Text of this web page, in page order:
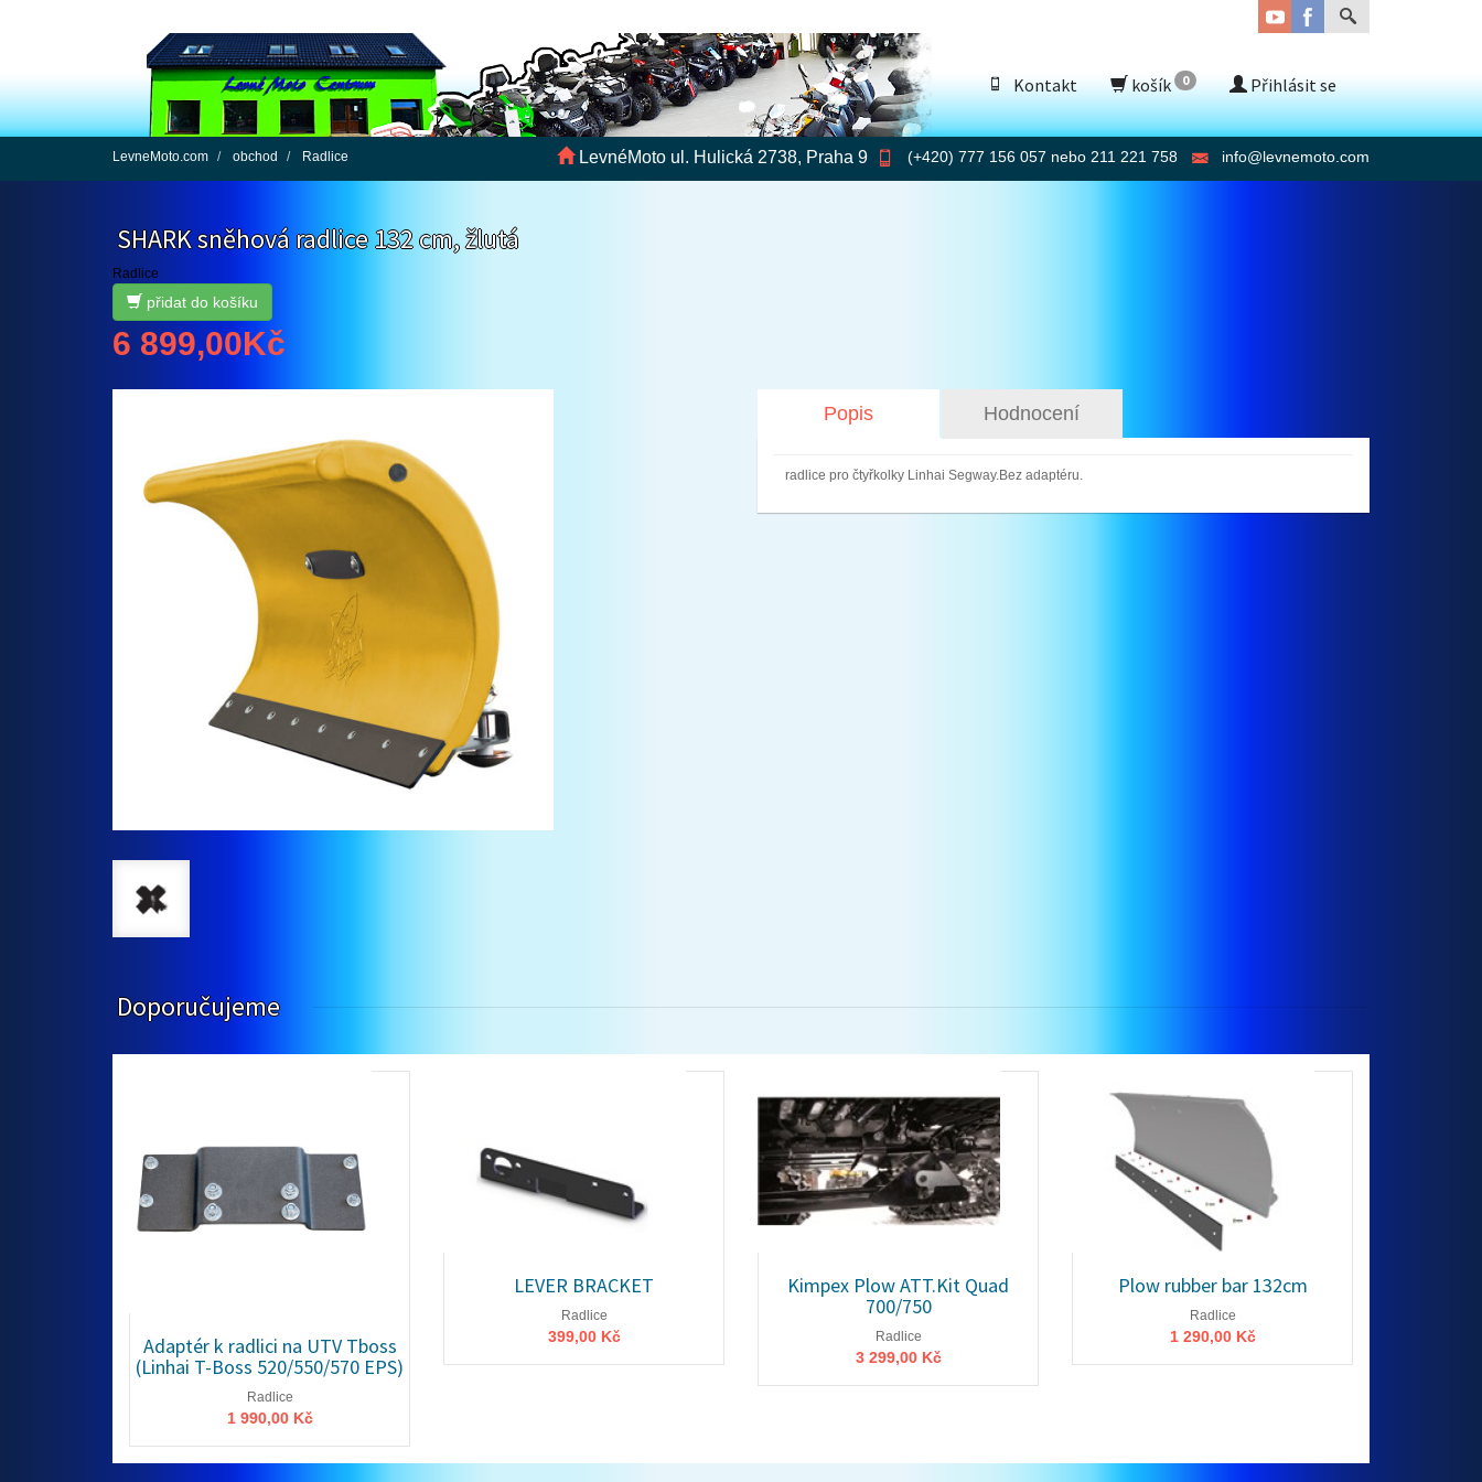
LevneMoto.com
čtyřkolky a motorky
Kontakt košík 0 Přihlásit se
LevneMoto.com obchod Radlice (+420) 777 156 057 nebo 211 221 758 info@levnemoto.com
LevnéMoto ul. Hulická 2738, Praha 9
SHARK sněhová radlice 132 cm, žlutá
Radlice
přidat do košíku
6 899,00Kč
Popis Hodnocení
radlice pro čtyřkolky Linhai Segway.Bez adaptéru.
Doporučujeme
Adaptér k radlici na UTV Tboss
(Linhai T-Boss 520/550/570 EPS)
Radlice
1 990,00 Kč
LEVER BRACKET
Radlice
399,00 Kč
Kimpex Plow ATT.Kit Quad
700/750
Radlice
3 299,00 Kč
Plow rubber bar 132cm
Radlice
1 290,00 Kč